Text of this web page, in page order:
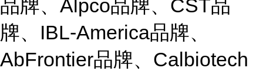
品牌、Alpco品牌、CST品
牌、IBL-America品牌、
AbFrontier品牌、Calbiotech